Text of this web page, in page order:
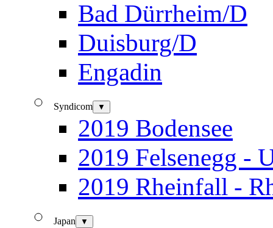
Bad Dürrheim/D
Duisburg/D
Engadin
Syndicom ▼
2019 Bodensee
2019 Felsenegg -
2019 Rheinfall -
Japan ▼